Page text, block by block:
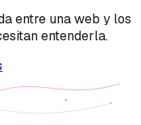
entre una web y los
entenderla.